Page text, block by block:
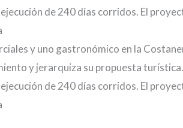
de 240 días corridos. El
y uno gastronómico en la
y jerarquiza su propuesta
de 240 días corridos. El